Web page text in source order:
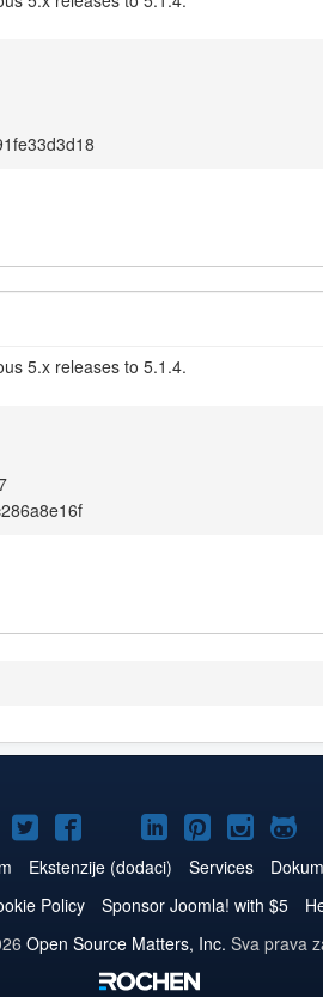
5.x releases to 5.1.4.
Joomla!
na
Twitteru
Joomla!
na
Facebooku
Joomla!
na
YouTube
Joomla!
naLinkedIn
Joomla!
na
Pinterest
Joomla!
na na
Ekstenzije (dodaci) Services
Policy Sponsor Joomla! with $5
Open Source Matters, Inc. Sva prava